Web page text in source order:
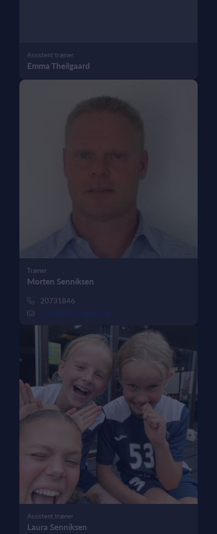
Assistent træner
Emma Theilgaard
Træner
Morten Senniksen
20731846
morten@senniksen.dk
Assistent træner
Laura Senniksen